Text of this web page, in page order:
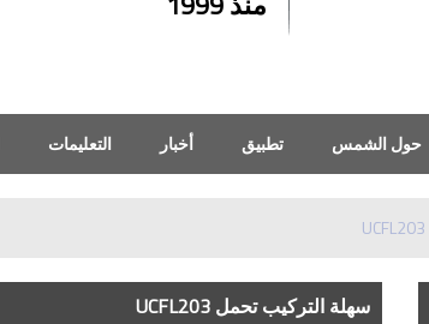
حول الشمس تطبيق أخبار التعليمات
سهلة التركيب تحمل UCFL203